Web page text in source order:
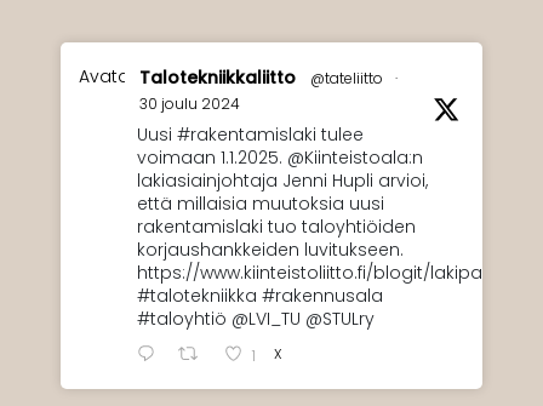
Avatar Talotekniikkaliitto @tateliitto
·
30 joulu 2024
Uusi #rakentamislaki tulee
voimaan 1.1.2025. @Kiinteistoala:n
lakiasiainjohtaja Jenni Hupli arvioi,
että millaisia muutoksia uusi
rakentamislaki tuo taloyhtiöiden
korjaushankkeiden luvitukseen.
https://www.kiinteistoliitto.fi/blogit/
#talotekniikka #rakennusala
#taloyhtiö @LVI_TU @STULry
1 X